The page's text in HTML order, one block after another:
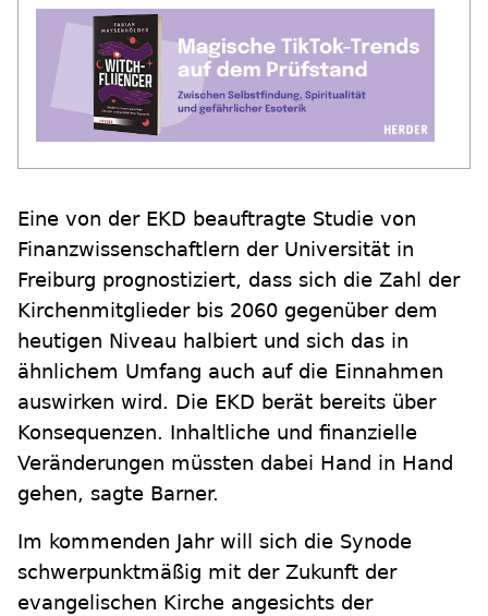
Eine von der EKD beauftragte Studie von
Finanzwissenschaftlern der Universität in
Freiburg prognostiziert, dass sich die Zahl der
Kirchenmitglieder bis 2060 gegenüber dem
heutigen Niveau halbiert und sich das in
ähnlichem Umfang auch auf die Einnahmen
auswirken wird. Die EKD berät bereits über
Konsequenzen. Inhaltliche und finanzielle
Veränderungen müssten dabei Hand in Hand
gehen, sagte Barner.
Im kommenden Jahr will sich die Synode
schwerpunktmäßig mit der Zukunft der
evangelischen Kirche angesichts der